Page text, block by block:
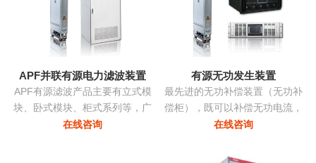
APF并联有源电力滤波装置
APF有源滤波产品主要有立式模
块、卧式模块、柜式系列等，广
泛应用多种负载产生的谐波。
在线咨询
有源无功发生装置
最先进的无功补偿装置（无功补
偿柜），既可以补偿无功电流，
亦可补偿谐波电流，改善三相不
制系统振荡...
在线咨询